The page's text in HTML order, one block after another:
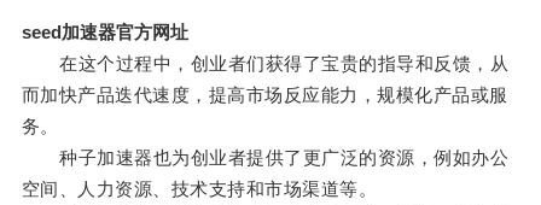
seed加速器官方网址
在这个过程中，创业者们获得了宝贵的指导和反馈，从
而加快产品迭代速度，提高市场反应能力，规模化产品或服
务。
种子加速器也为创业者提供了更广泛的资源，例如办公
空间、人力资源、技术支持和市场渠道等。